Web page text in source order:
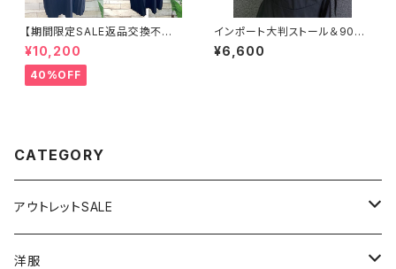
【期間限定SALE返品交換不可
8/20まで】イタリア製インポート
ワンピース｜Rinascimentoリ
ナシメント｜プリーツ リブ織りサ
マーニットワンピース/ブラック
¥10,200
40%OFF
インポート大判ストール＆90c
mスクエア モノトーンスカーフ
｜ホワイト＆ブラック馬ホース
¥6,600
CATEGORY
アウトレットSALE
1000円
洋服